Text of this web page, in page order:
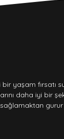
yaşam fırsatı
daha iyi bir
sağlamaktan